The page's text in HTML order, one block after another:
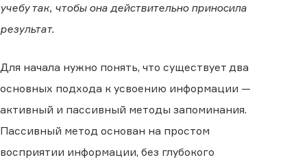
учебу так, чтобы она действительно приносила
результат.
Для начала нужно понять, что существует два
основных подхода к усвоению информации —
активный и пассивный методы запоминания.
Пассивный метод основан на простом
восприятии информации, без глубокого